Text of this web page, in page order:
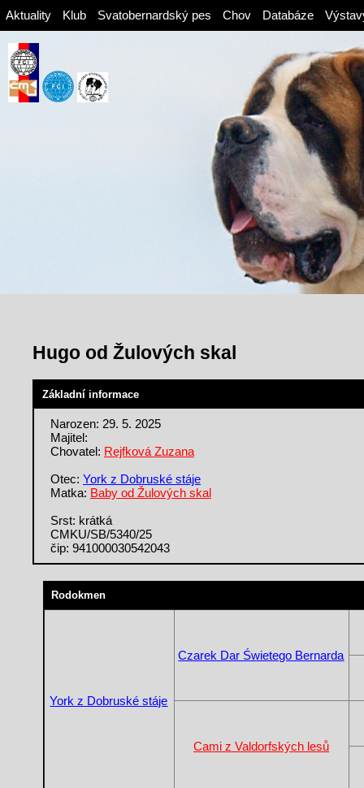
Aktuality Klub Svatobernardský pes Chov Databáze
Hugo od Žulových skal
Základní informace
Narozen: 29. 5. 2025
Majitel:
Chovatel: Rejfková Zuzana
Otec: York z Dobruské stáje
Matka: Baby od Žulových skal
Srst: krátká
CMKU/SB/5340/25
čip: 941000030542043
Rodokmen
York z Dobruské stáje
Czarek Dar Świetego Bernarda
Cami z Valdorfských lesů